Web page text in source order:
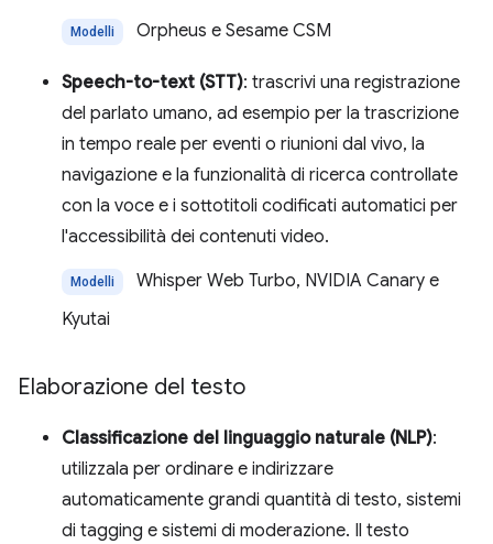
Modelli Orpheus e Sesame CSM
Speech-to-text (STT): trascrivi una registrazione
del parlato umano, ad esempio per la trascrizione
in tempo reale per eventi o riunioni dal vivo, la
navigazione e la funzionalità di ricerca controllate
con la voce e i sottotitoli codificati automatici per
l'accessibilità dei contenuti video.
Modelli
Whisper Web Turbo, NVIDIA Canary e
Kyutai
Elaborazione del testo
Classificazione del linguaggio naturale (NLP):
utilizzala per ordinare e indirizzare
automaticamente grandi quantità di testo, sistemi
di tagging e sistemi di moderazione. Il testo